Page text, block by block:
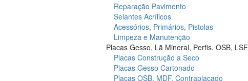
Reparação Pavimento
Selantes Acrílicos
Acessórios, Primários, Pistolas
Limpeza e Manutenção
Placas Gesso, Lã Mineral, Perfis, OSB, LSF
Placas Construção a Seco
Placas Gesso Cartonado
Placas OSB, MDF, Contraplacado